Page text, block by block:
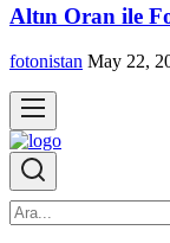
Altın Oran ile
fotonistan May 22,